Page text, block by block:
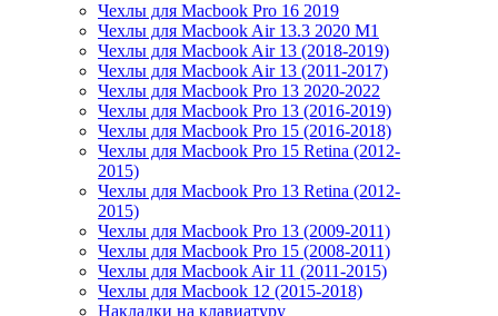
Чехлы для Macbook Pro 16 2019
Чехлы для Macbook Air 13.3 2020 M1
Чехлы для Macbook Air 13 (2018-2019)
Чехлы для Macbook Air 13 (2011-2017)
Чехлы для Macbook Pro 13 2020-2022
Чехлы для Macbook Pro 13 (2016-2019)
Чехлы для Macbook Pro 15 (2016-2018)
Чехлы для Macbook Pro 15 Retina (2012-
2015)
Чехлы для Macbook Pro 13 Retina (2012-
2015)
Чехлы для Macbook Pro 13 (2009-2011)
Чехлы для Macbook Pro 15 (2008-2011)
Чехлы для Macbook Air 11 (2011-2015)
Чехлы для Macbook 12 (2015-2018)
Накладки на клавиатуру